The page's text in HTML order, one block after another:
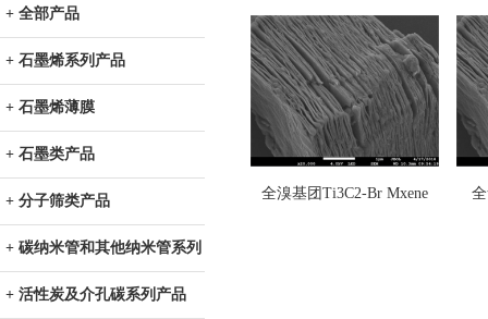
+ 全部产品
+ 石墨烯系列产品
+ 石墨烯薄膜
+ 石墨类产品
+ 分子筛类产品
+ 碳纳米管和其他纳米管系列
+ 活性炭及介孔碳系列产品
全溴基团Ti3C2-Br Mxene